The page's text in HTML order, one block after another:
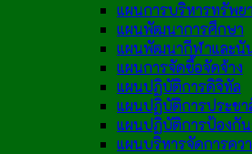
แผนการบริหารทรัพย
แผนพัฒนาการศึกษา
แผนพัฒนากีฬาและนั
แผนการจัดซื้อจัดจ้าง
แผนปฏิบัติการดิจิทัล
แผนปฏิบัติการประช
แผนปฏิบัติการป้องกั
แผนบริหารจัดการควา